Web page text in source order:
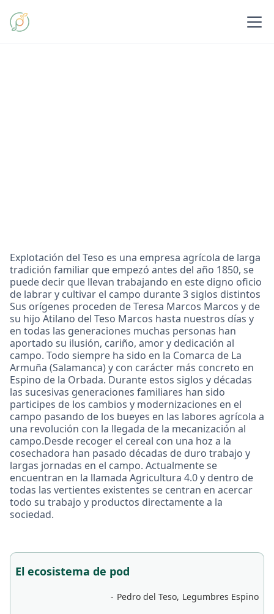
Explotación del Teso es una empresa agrícola de larga
tradición familiar que empezó antes del año 1850, se
puede decir que llevan trabajando en este digno oficio
de labrar y cultivar el campo durante 3 siglos distintos
Sus orígenes proceden de Teresa Marcos Marcos y de
su hijo Atilano del Teso Marcos hasta nuestros días y
en todas las generaciones muchas personas han
aportado su ilusión, cariño, amor y dedicación al
campo. Todo siempre ha sido en la Comarca de La
Armuña (Salamanca) y con carácter más concreto en
Espino de la Orbada. Durante estos siglos y décadas
las sucesivas generaciones familiares han sido
participes de los cambios y modernizaciones en el
campo pasando de los bueyes en las labores agrícola a
una revolución con la llegada de la mecanización al
campo.Desde recoger el cereal con una hoz a la
cosechadora han pasado décadas de duro trabajo y
largas jornadas en el campo. Actualmente se
encuentran en la llamada Agricultura 4.0 y dentro de
todas las vertientes existentes se centran en acercar
todo su trabajo y productos directamente a la
sociedad.
El ecosistema de pod
- Pedro del Teso, Legumbres Espino